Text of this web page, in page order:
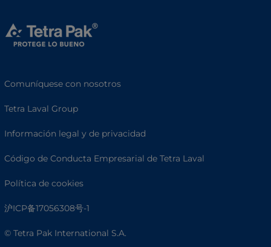
Comuníquese con nosotros
Tetra Laval Group
Información legal y de privacidad
Código de Conducta Empresarial de Tetra Laval
Política de cookies
沪ICP备17056308号-1
© Tetra Pak International S.A.